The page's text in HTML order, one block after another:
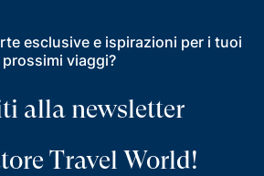
esclusive e ispirazioni per i tuoi
prossimi viaggi?
alla newsletter
Travel World!